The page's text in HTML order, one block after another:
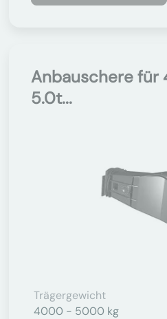
Anbauschere für
5.0t...
Trägergewicht
4000 - 5000 kg